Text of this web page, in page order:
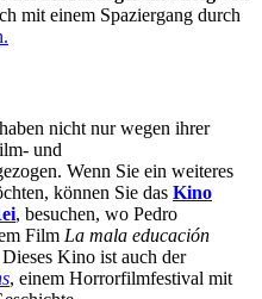
mit einem Spaziergang durch
nicht nur wegen ihrer
und
Wenn Sie ein weiteres
können Sie das Kino
, besuchen, wo Pedro
Film La mala educación
Kino ist auch der
, einem Horrorfilmfestival mit